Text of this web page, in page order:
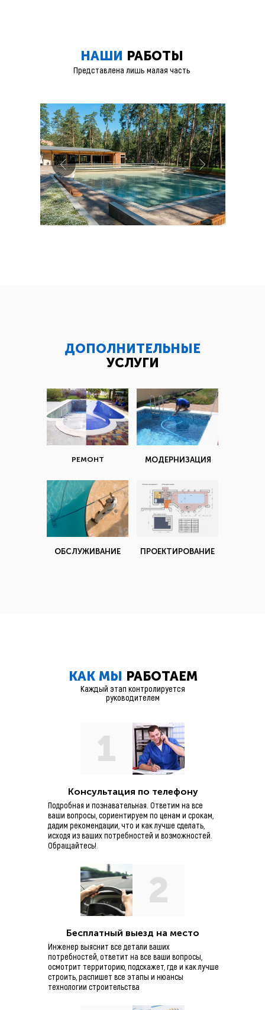
НАШИ РАБОТЫ
Представлена лишь малая часть
ДОПОЛНИТЕЛЬНЫЕ
УСЛУГИ
РЕМОНТ МОДЕРНИЗАЦИЯ
ОБСЛУЖИВАНИЕ ПРОЕКТИРОВАНИЕ
КАК МЫ РАБОТАЕМ
Каждый этап контролируется
руководителем
Консультация по телефону
Подробная и познавательная. Ответим на все
ваши вопросы, сориентируем по ценам и срокам,
дадим рекомендации, что и как лучше сделать,
исходя из ваших потребностей и возможностей.
Обращайтесь!
1
Бесплатный выезд на место
Инженер выяснит все детали ваших
потребностей, ответит на все ваши вопросы,
осмотрит территорию, подскажет, где и как лучше
строить, распишет все этапы и нюансы
технологии строительства
1
2